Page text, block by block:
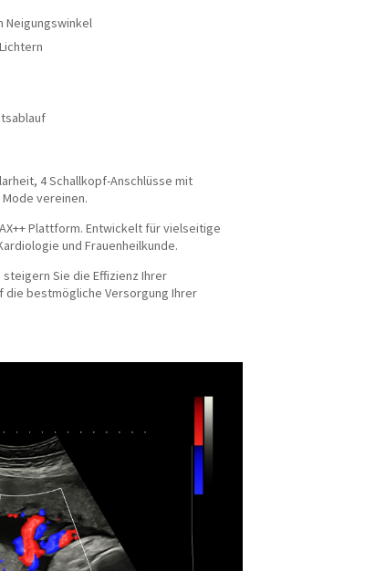
Neigungswinkel
4 Schallkopf-Anschlüsse mit
vereinen.
Plattform. Entwickelt für vielseitige
und Frauenheilkunde.
steigern Sie die Effizienz Ihrer
die bestmögliche Versorgung Ihrer